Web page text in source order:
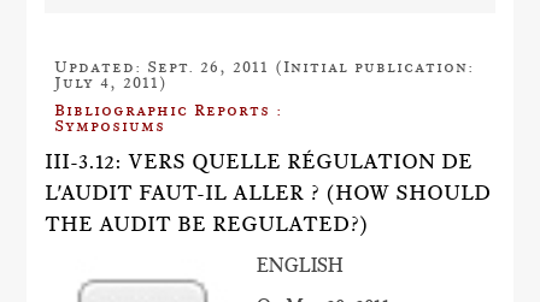
Updated: Sept. 26, 2011 (Initial publication:
July 4, 2011)
Bibliographic Reports :
Symposiums
III-3.12: VERS QUELLE RÉGULATION DE
L'AUDIT FAUT-IL ALLER ? (HOW SHOULD
THE AUDIT BE REGULATED?)
ENGLISH